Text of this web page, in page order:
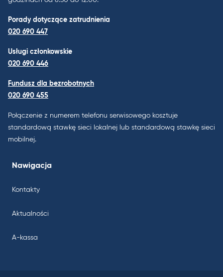
Porady dotyczące zatrudnienia
020 690 447
Usługi członkowskie
020 690 446
Fundusz dla bezrobotnych
020 690 455
Połączenie z numerem telefonu serwisowego kosztuje
standardową stawkę sieci lokalnej lub standardową stawkę sieci
mobilnej.
Nawigacja
Kontakty
Aktualności
A-kassa